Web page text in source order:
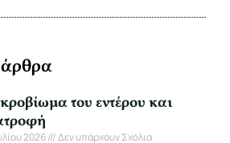
του εντέρου και
2026 Δεν υπάρχουν Σχόλια